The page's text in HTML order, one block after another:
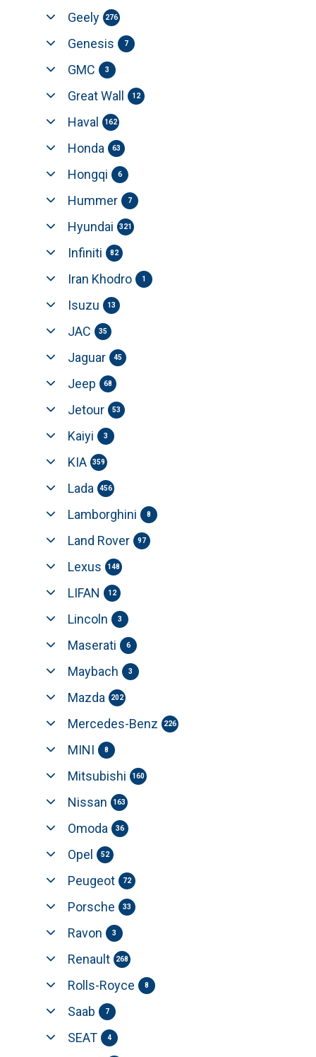
Geely 276
Genesis 7
GMC 3
Great Wall 12
Haval 162
Honda 63
Hongqi 6
Hummer 7
Hyundai 321
Infiniti 82
Iran Khodro 1
Isuzu 13
JAC 35
Jaguar 45
Jeep 68
Jetour 53
Kaiyi 3
KIA 359
Lada 456
Lamborghini 8
Land Rover 97
Lexus 148
LIFAN 12
Lincoln 3
Maserati 6
Maybach 3
Mazda 202
Mercedes-Benz 226
MINI 8
Mitsubishi 160
Nissan 163
Omoda 36
Opel 52
Peugeot 72
Porsche 33
Ravon 3
Renault 268
Rolls-Royce 8
Saab 7
SEAT 4